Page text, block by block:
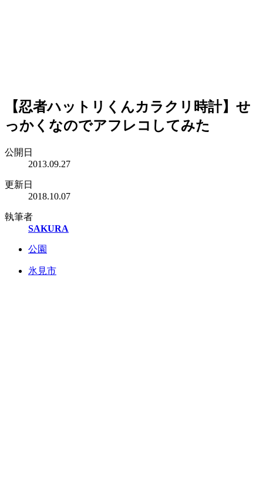
【忍者ハットリくんカラクリ時計】せ
っかくなのでアフレコしてみた
公開日
2013.09.27
更新日
2018.10.07
執筆者
SAKURA
公園
氷見市